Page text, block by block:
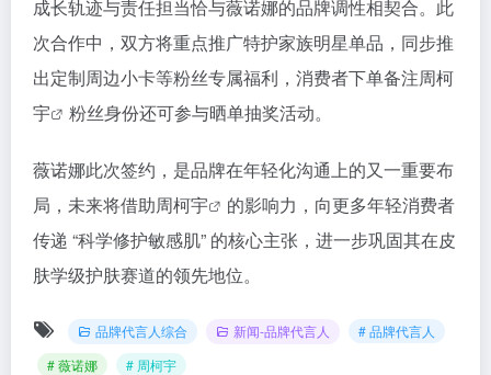
成长轨迹与责任担当恰与薇诺娜的品牌调性相契合。此
次合作中，双方将重点推广特护家族明星单品，同步推
出定制周边小卡等粉丝专属福利，消费者下单备注周柯
宇
粉丝身份还可参与晒单抽奖活动。
薇诺娜此次签约，是品牌在年轻化沟通上的又一重要布
局，未来将借助周柯宇
的影响力，向更多年轻消费者
传递 “科学修护敏感肌” 的核心主张，进一步巩固其在皮
肤学级护肤赛道的领先地位。
品牌代言人综合 新闻-品牌代言人
# 品牌代言人
# 薇诺娜
# 周柯宇